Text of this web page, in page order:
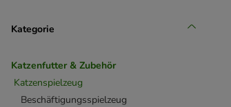
Kategorie
Katzenfutter & Zubehör
Katzenspielzeug
Beschäftigungsspielzeug